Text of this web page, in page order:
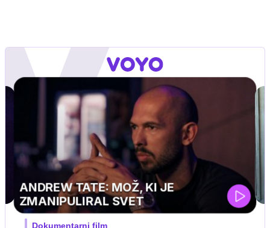
MOJ PRIJATELJ PINGVIN
Film meseca / družinski, pustolovski